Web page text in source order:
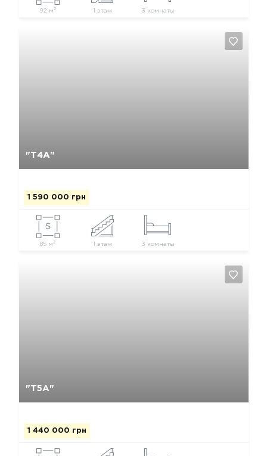
92 м 2 1 этаж 3 комнаты
"Т4А"
1 590 000 грн
85 м 2 1 этаж 3 комнаты
"Т5А"
1 440 000 грн